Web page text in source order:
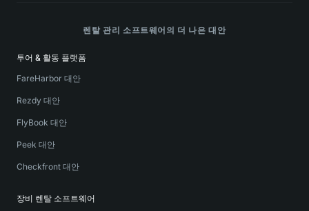
렌탈 관리 소프트웨어의 더 나은 대안
투어 & 활동 플랫폼
FareHarbor 대안
Rezdy 대안
FlyBook 대안
Peek 대안
Checkfront 대안
장비 렌탈 소프트웨어